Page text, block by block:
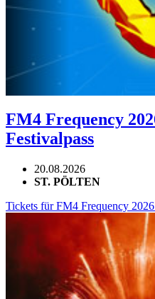
FM4 Frequency
Festivalpass
20.08.2026
ST. PÖLTEN
Tickets für FM4 Frequency